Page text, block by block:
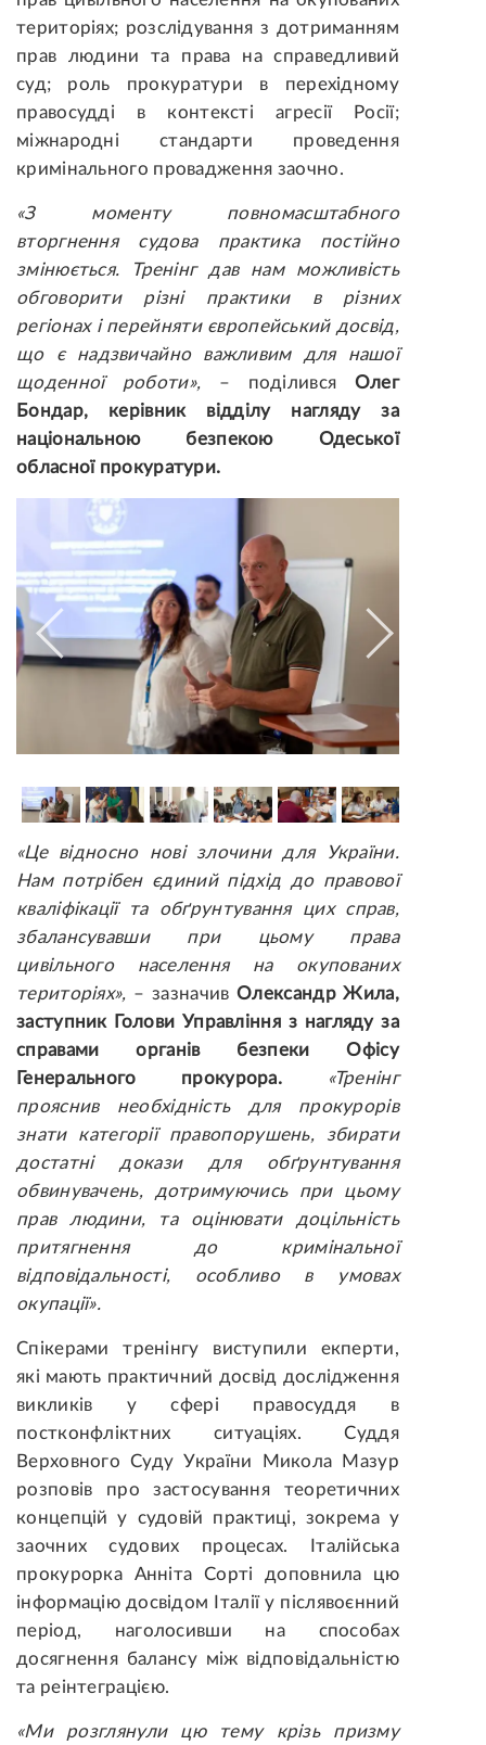
територіях; розслідування з дотриманням
прав людини та права на справедливий
суд; роль прокуратури в перехідному
правосудді в контексті агресії Росії;
міжнародні стандарти проведення
кримінального провадження заочно.
«З моменту повномасштабного
вторгнення судова практика постійно
змінюється. Тренінг дав нам можливість
обговорити різні практики в різних
регіонах і перейняти європейський досвід,
що є надзвичайно важливим для нашої
щоденної роботи», – поділився Олег
Бондар, керівник відділу нагляду за
національною безпекою Одеської
обласної прокуратури.
«Це відносно нові злочини для України.
Нам потрібен єдиний підхід до правової
кваліфікації та обґрунтування цих справ,
збалансувавши при цьому права
цивільного населення на окупованих
територіях», – зазначивОлександр Жила,
заступник Голови Управління з нагляду за
справами органів безпеки Офісу
Генерального прокурора.
«Тренінг
прояснив необхідність для прокурорів
знати категорії правопорушень, збирати
достатні докази для обґрунтування
обвинувачень, дотримуючись при цьому
прав людини, та оцінювати доцільність
притягнення до кримінальної
відповідальності, особливо в умовах
окупації».
Спікерами тренінгу виступили екперти,
які мають практичний досвід дослідження
викликів у сфері правосуддя в
постконфліктних ситуаціях. Суддя
Верховного Суду України Микола Мазур
розповів про застосування теоретичних
концепцій у судовій практиці, зокрема у
заочних судових процесах. Італійська
прокурорка Анніта Сорті доповнила цю
інформацію досвідом Італії у післявоєнний
період, наголосивши на способах
досягнення балансу між відповідальністю
та реінтеграцією.
«Ми розглянули цю тему крізь призму